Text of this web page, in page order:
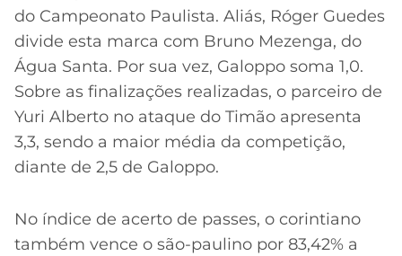
do Campeonato Paulista. Aliás, Róger Guedes
divide esta marca com Bruno Mezenga, do
Água Santa. Por sua vez, Galoppo soma 1,0.
Sobre as finalizações realizadas, o parceiro de
Yuri Alberto no ataque do Timão apresenta
3,3, sendo a maior média da competição,
diante de 2,5 de Galoppo.
No índice de acerto de passes, o corintiano
também vence o são-paulino por 83,42% a